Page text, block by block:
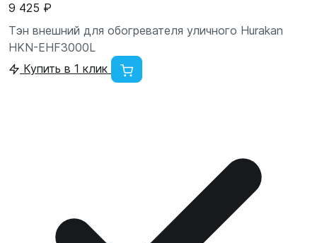
9 425 ₽
Тэн внешний для обогревателя уличного Hurakan
HKN-EHF3000L
Купить в 1 клик